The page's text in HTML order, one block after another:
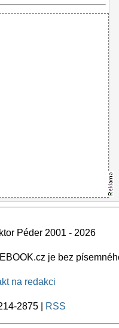
Péder 2001 - 2026
je bez
na redakci
2875 | RSS